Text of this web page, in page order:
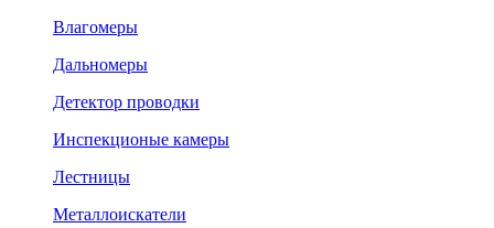
Влагомеры
Дальномеры
Детектор проводки
Инспекционые камеры
Лестницы
Металлоискатели